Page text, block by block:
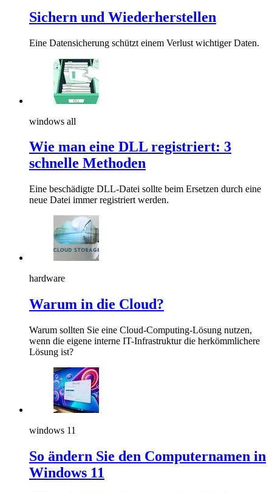
Sichern und Wiederherstellen
Eine Datensicherung schützt einem Verlust wichtiger Daten.
windows all
Wie man eine DLL registriert: 3
schnelle Methoden
Eine beschädigte DLL-Datei sollte beim Ersetzen durch eine
neue Datei immer registriert werden.
hardware
Warum in die Cloud?
Warum sollten Sie eine Cloud-Computing-Lösung nutzen,
wenn die eigene interne IT-Infrastruktur die herkömmlichere
Lösung ist?
windows 11
So ändern Sie den Computernamen in
Windows 11